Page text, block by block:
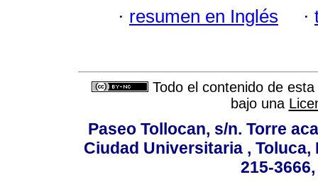
· resumen en Inglés ·
Todo el contenido de
bajo una
Paseo Tollocan, s/n. Torre
Ciudad Universitaria , Toluca,
215-